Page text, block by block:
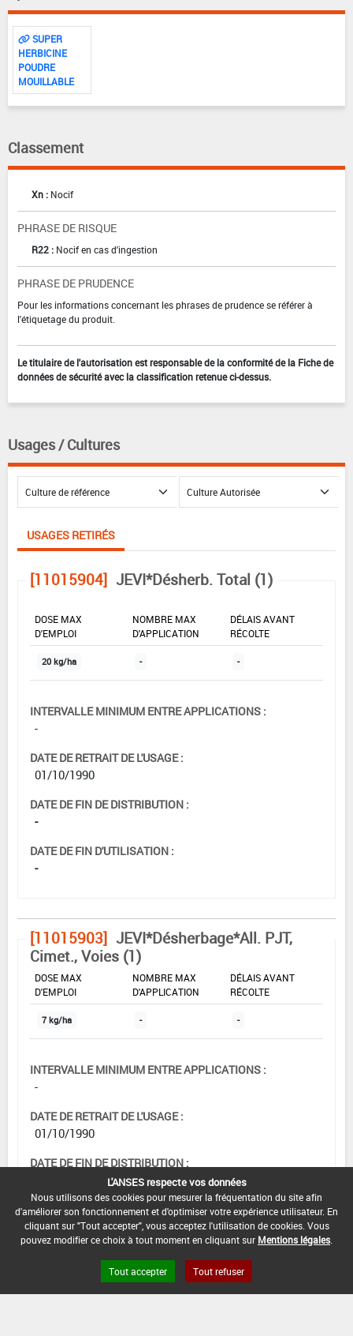
SUPER
HERBICINE
POUDRE
MOUILLABLE
Classement
Xn : Nocif
PHRASE DE RISQUE
R22 : Nocif en cas d'ingestion
PHRASE DE PRUDENCE
Pour les informations concernant les phrases de prudence se référer à
l'étiquetage du produit.
Le titulaire de l'autorisation est responsable de la conformité de la Fiche de
données de sécurité avec la classification retenue ci-dessus.
Usages / Cultures
USAGES RETIRÉS
[11015904] JEVI*Désherb. Total (1)
DOSE MAX
D'EMPLOI
NOMBRE MAX
D'APPLICATION
DÉLAIS AVANT
RÉCOLTE
20 kg/ha - -
INTERVALLE MINIMUM ENTRE APPLICATIONS :
-
DATE DE RETRAIT DE L'USAGE :
01/10/1990
DATE DE FIN DE DISTRIBUTION :
-
DATE DE FIN D'UTILISATION :
-
[11015903] JEVI*Désherbage*All. PJT,
Cimet., Voies (1)
DOSE MAX
D'EMPLOI
NOMBRE MAX
D'APPLICATION
DÉLAIS AVANT
RÉCOLTE
7 kg/ha - -
INTERVALLE MINIMUM ENTRE APPLICATIONS :
-
DATE DE RETRAIT DE L'USAGE :
01/10/1990
DATE DE FIN DE DISTRIBUTION :
DATE DE FIN D'UTILISATION :
-
L'ANSES respecte vos données
Nous utilisons des cookies pour mesurer la fréquentation du site afin
d'améliorer son fonctionnement et d'optimiser votre expérience utilisateur. En
cliquant sur "Tout accepter", vous acceptez l'utilisation de cookies. Vous
pouvez modifier ce choix à tout moment en cliquant sur Mentions légales
Tout accepter Tout refuser